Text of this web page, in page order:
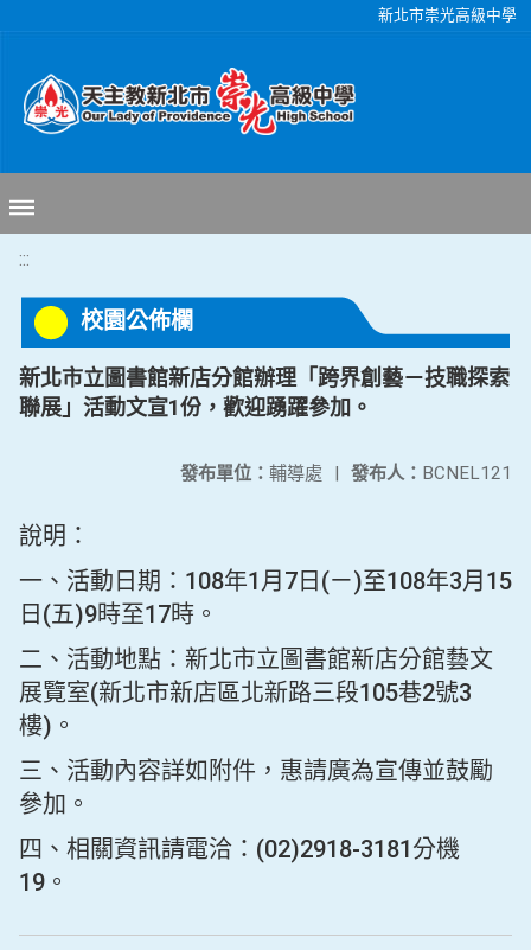
新北市崇光高級中學
:::
校園公佈欄
新北市立圖書館新店分館辦理「跨界創藝－技職探索
聯展」活動文宣1份，歡迎踴躍參加。
發布人： BCNEL121
發布單位： 輔導處 |
說明：
一、活動日期：108年1月7日(ㄧ)至108年3月15
日(五)9時至17時。
二、活動地點：新北市立圖書館新店分館藝文
展覽室(新北市新店區北新路三段105巷2號3
樓)。
三、活動內容詳如附件，惠請廣為宣傳並鼓勵
參加。
四、相關資訊請電洽：(02)2918-3181分機
19。